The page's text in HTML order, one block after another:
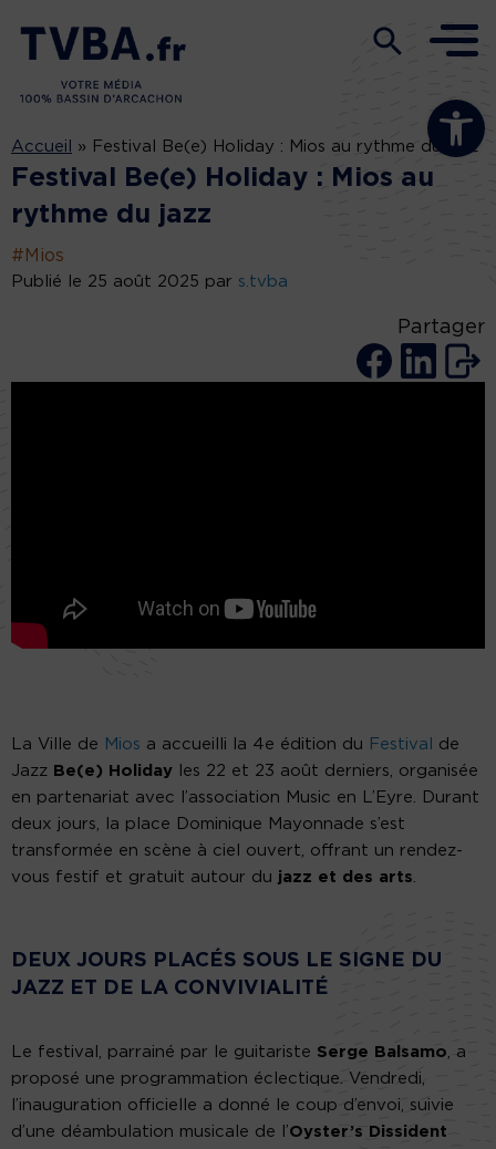
Ouvrir la
Accueil » Festival Be(e) Holiday : Mios au rythme du jazz
Festival Be(e) Holiday : Mios au
rythme du jazz
#Mios
Publié le 25 août 2025 par s.tvba
Partager
La Ville de Mios a accueilli la 4e édition du Festival
de
Jazz Be(e) Holiday les 22 et 23 août derniers, organisée
en partenariat avec l’association Music en L’Eyre. Durant
deux jours, la place Dominique Mayonnade s’est
transformée en scène à ciel ouvert, offrant un rendez-
vous festif et gratuit autour du jazz et des arts
DEUX JOURS PLACÉS SOUS LE SIGNE DU
JAZZ ET DE LA CONVIVIALITÉ
Le festival, parrainé par le guitariste Serge Balsamo , a
proposé une programmation éclectique. Vendredi,
l’inauguration officielle a donné le coup d’envoi, suivie
d’une déambulation musicale de l’Oyster’s Dissident